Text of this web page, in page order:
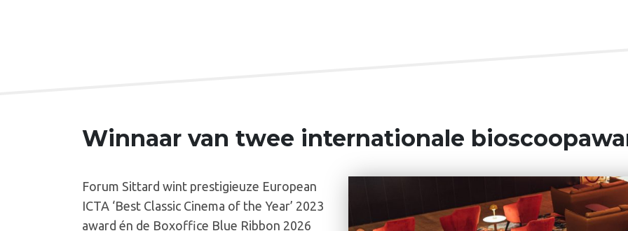
Winnaar van twee internationale
Forum Sittard wint prestigieuze European
ICTA ‘Best Classic Cinema of the Year’ 2023
award én de Boxoffice Blue Ribbon 2026